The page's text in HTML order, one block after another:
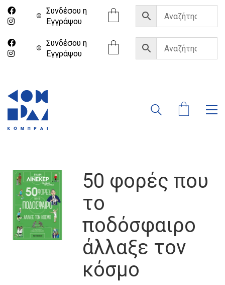
Συνδέσου η
Eγγράψου
Συνδέσου η
Eγγράψου
50 φορές που
το
ποδόσφαιρο
άλλαξε τον
κόσμο